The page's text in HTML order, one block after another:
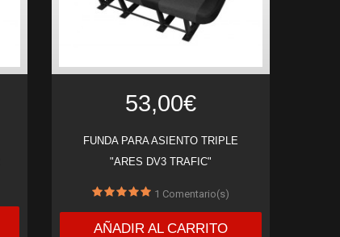
53,00€
FUNDA PARA ASIENTO TRIPLE
"ARES DV3 TRAFIC"
1 Comentario(s)
AÑADIR AL CARRITO